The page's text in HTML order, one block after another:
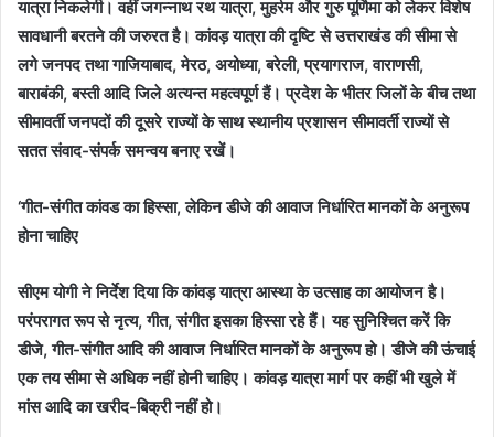
यात्रा निकलेगी। वहीं जगन्नाथ रथ यात्रा, मुहर्रम और गुरु पूर्णिमा को लेकर विशेष
सावधानी बरतने की जरुरत है। कांवड़ यात्रा की दृष्टि से उत्तराखंड की सीमा से
लगे जनपद तथा गाजियाबाद, मेरठ, अयोध्या, बरेली, प्रयागराज, वाराणसी,
बाराबंकी, बस्ती आदि जिले अत्यन्त महत्वपूर्ण हैं। प्रदेश के भीतर जिलों के बीच तथा
सीमावर्ती जनपदों की दूसरे राज्यों के साथ स्थानीय प्रशासन सीमावर्ती राज्यों से
सतत संवाद-संपर्क समन्वय बनाए रखें।
‘गीत-संगीत कांवड का हिस्‍सा, लेकिन डीजे की आवाज निर्धारित मानकों के अनुरूप
होना चाहिए
सीएम योगी ने निर्देश दिया कि कांवड़ यात्रा आस्था के उत्साह का आयोजन है।
परंपरागत रूप से नृत्य, गीत, संगीत इसका हिस्सा रहे हैं। यह सुनिश्चित करें कि
डीजे, गीत-संगीत आदि की आवाज निर्धारित मानकों के अनुरूप हो। डीजे की ऊंचाई
एक तय सीमा से अधिक नहीं होनी चाहिए। कांवड़ यात्रा मार्ग पर कहीं भी खुले में
मांस आदि का खरीद-बिक्री नहीं हो।